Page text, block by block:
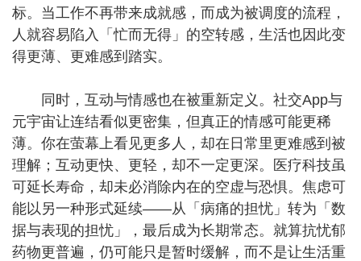
标。当工作不再带来成就感，而成为被调度的流程，
人就容易陷入「忙而无得」的空转感，生活也因此变
得更薄、更难感到踏实。
同时，互动与情感也在被重新定义。社交App与
元宇宙让连结看似更密集，但真正的情感可能更稀
薄。你在萤幕上看见更多人，却在日常里更难感到被
理解；互动更快、更轻，却不一定更深。医疗科技虽
可延长寿命，却未必消除内在的空虚与恐惧。焦虑可
能以另一种形式延续——从「病痛的担忧」转为「数
据与表现的担忧」，最后成为长期常态。就算抗忧郁
药物更普遍，仍可能只是暂时缓解，而不是让生活重